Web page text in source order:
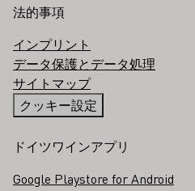
法的事項
インプリント
データ保護とデータ処理
サイトマップ
クッキー設定
ドイツワインアプリ
Google Playstore for Android